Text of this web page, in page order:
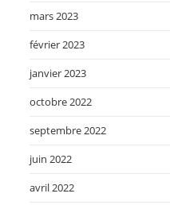
mars 2023
février 2023
janvier 2023
octobre 2022
septembre 2022
juin 2022
avril 2022